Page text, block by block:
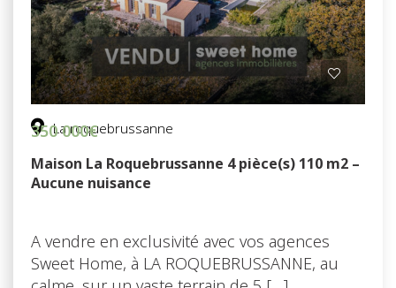
La roquebrussanne
350 000€
Maison La Roquebrussanne 4 pièce(s) 110 m2 –
Aucune nuisance
A vendre en exclusivité avec vos agences
Sweet Home, à LA ROQUEBRUSSANNE, au